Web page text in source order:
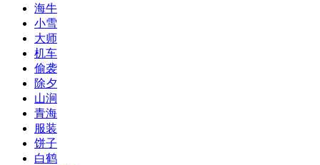
海牛
小雪
大师
机车
偷袭
除夕
山涧
青海
服装
饼子
白鹤